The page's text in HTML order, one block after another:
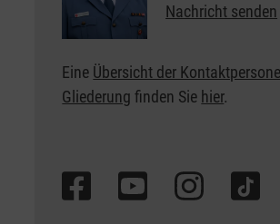
Nachricht senden
Eine Übersicht der
Gliederung finden Sie hier.